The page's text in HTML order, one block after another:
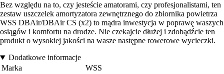
Bez względu na to, czy jesteście amatorami, czy profesjonalistami, ten
zestaw uszczelek amortyzatora zewnętrznego do zbiornika powietrza
WSS DBAir/DBAir CS (x2) to mądra inwestycja w poprawę waszych
osiągów i komfortu na drodze. Nie czekajcie dłużej i zdobądźcie ten
produkt o wysokiej jakości na wasze następne rowerowe wycieczki.
Dodatkowe informacje
Marka
WSS